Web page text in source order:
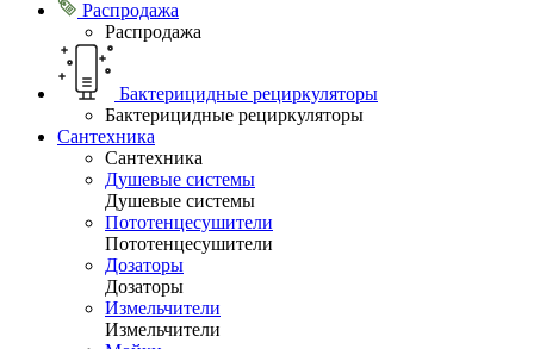
Распродажа
Распродажа
Бактерицидные рециркуляторы
Бактерицидные рециркуляторы
Сантехника
Сантехника
Душевые системы
Душевые системы
Пототенцесушители
Пототенцесушители
Дозаторы
Дозаторы
Измельчители
Измельчители